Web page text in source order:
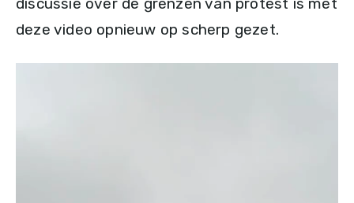
deze video opnieuw op scherp gezet.